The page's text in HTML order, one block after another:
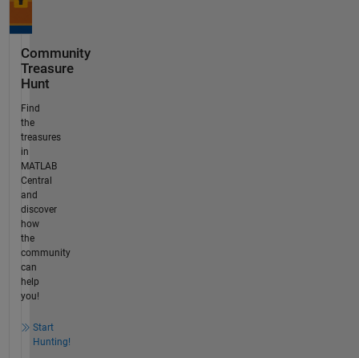
Community
Treasure
Hunt
Find
the
treasures
in
MATLAB
Central
and
discover
how
the
community
can
help
you!
Start
Hunting!